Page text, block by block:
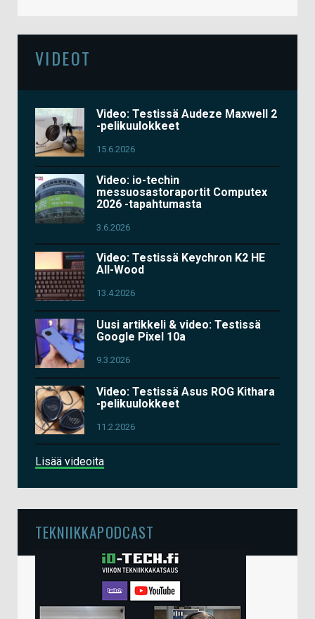
VIDEOT
Video: Testissä Audeze Maxwell 2
-pelikuulokkeet
15.6.2026
Video: io-techin
messuosastoraportit Computex
2026 -tapahtumasta
3.6.2026
Video: Testissä Keychron K2 HE
All-Wood
13.4.2026
Uusi artikkeli & video: Testissä
Google Pixel 10a
9.3.2026
Video: Testissä Asus ROG Kithara
-pelikuulokkeet
11.2.2026
Lisää videoita
TEKNIIKKAPODCAST